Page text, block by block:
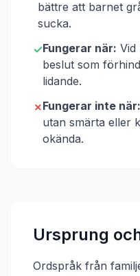
bättre att barnet
sucka.
✓Fungerar när: Vid
beslut som
lidande.
✗Fungerar inte när:
utan smärta eller
okända.
Ursprung
Ordspråk från